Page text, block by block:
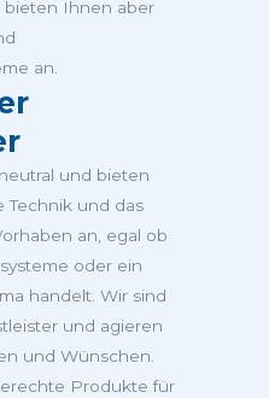
bieten Ihnen aber
an.
und bieten
Technik und das
an, egal ob
oder ein
handelt. Wir sind
und agieren
und Wünschen.
Produkte für